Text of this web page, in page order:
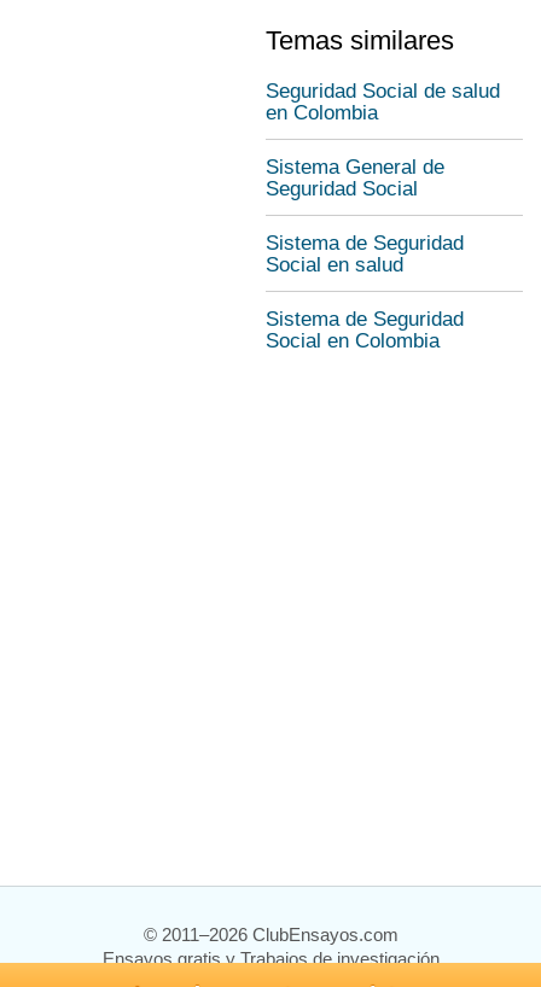
Temas similares
Seguridad Social de salud
en Colombia
Sistema General de
Seguridad Social
Sistema de Seguridad
Social en salud
Sistema de Seguridad
Social en Colombia
© 2011–2026 ClubEnsayos.com
Ensayos gratis y Trabajos de investigación